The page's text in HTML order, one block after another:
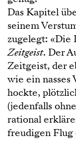
Das Kapitel
seinem
zugelegt: «Die
Zeitgeist. Der
Zeitgeist, der
wie ein nasses
hockte,
(jedenfalls
rational
freudigen